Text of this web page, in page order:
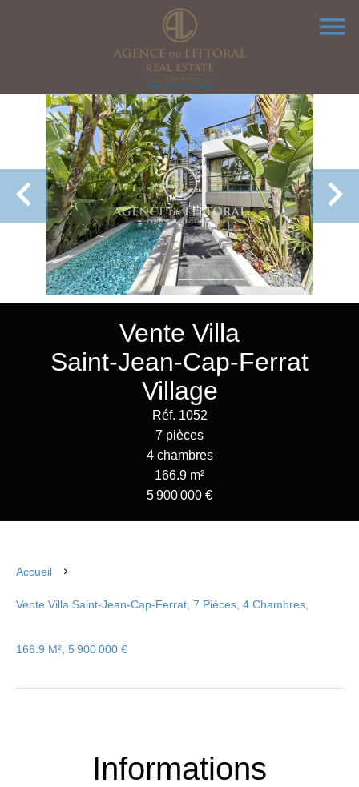
Vente Villa
Saint-Jean-Cap-Ferrat
Village
Réf. 1052
7 pièces
4 chambres
166.9 m²
5 900 000 €
Accueil
Vente Villa Saint-Jean-Cap-Ferrat, 7 Pièces, 4 Chambres,
166.9 M², 5 900 000 €
Informations